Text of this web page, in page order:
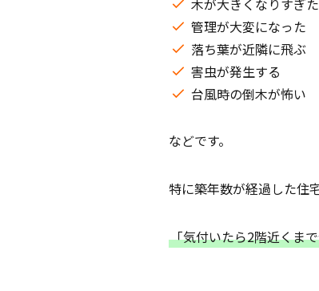
木が大きくなりすぎた
管理が大変になった
落ち葉が近隣に飛ぶ
害虫が発生する
台風時の倒木が怖い
などです。
特に築年数が経過した住
「気付いたら2階近くま